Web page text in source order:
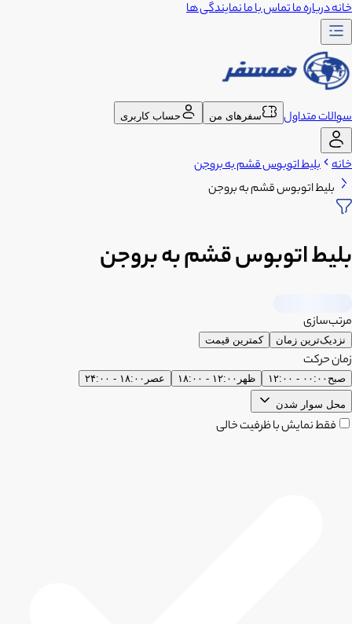
خانهدرباره ماتماس با مانمایندگی ها
سوالات متداول سفرهای من حساب کاربری
خانه بلیط اتوبوس قشم به بروجن
بلیط اتوبوس قشم به بروجن
بلیط اتوبوس قشم به بروجن
مرتب‌سازی
نزدیک‌ترین زمان کمترین قیمت
زمان حرکت
صبح ۰۰:۰۰ - ۱۲:۰۰ ظهر ۱۲:۰۰ - ۱۸:۰۰ عصر ۱۸:۰۰ - ۲۴:۰۰
محل سوار شدن
فقط نمایش با ظرفیت خالی